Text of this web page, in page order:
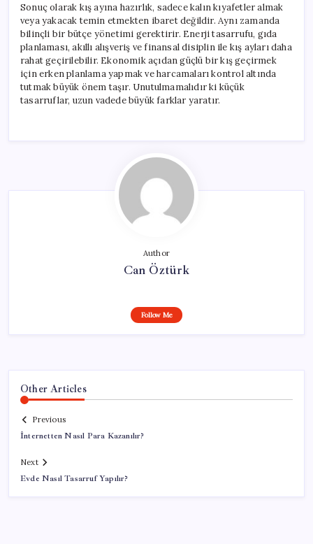
Sonuç olarak kış ayına hazırlık, sadece kalın kıyafetler almak
veya yakacak temin etmekten ibaret değildir. Aynı zamanda
bilinçli bir bütçe yönetimi gerektirir. Enerji tasarrufu, gıda
planlaması, akıllı alışveriş ve finansal disiplin ile kış ayları daha
rahat geçirilebilir. Ekonomik açıdan güçlü bir kış geçirmek
için erken planlama yapmak ve harcamaları kontrol altında
tutmak büyük önem taşır. Unutulmamalıdır ki küçük
tasarruflar, uzun vadede büyük farklar yaratır.
Author
Can Öztürk
Follow Me
Other Articles
Previous
İnternetten Nasıl Para Kazanılır?
Next
Evde Nasıl Tasarruf Yapılır?